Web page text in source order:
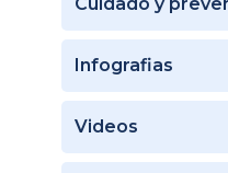
Infografias
Videos